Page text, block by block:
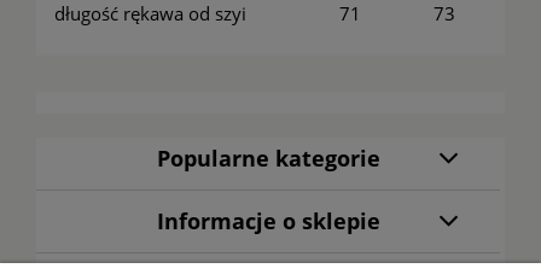
długość rękawa od szyi
71 73
Popularne kategorie
Informacje o sklepie